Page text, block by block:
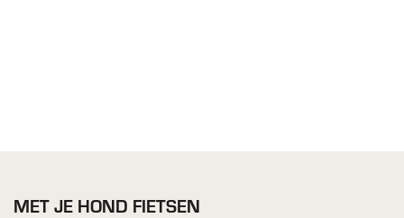
MET JE HOND FIETSEN